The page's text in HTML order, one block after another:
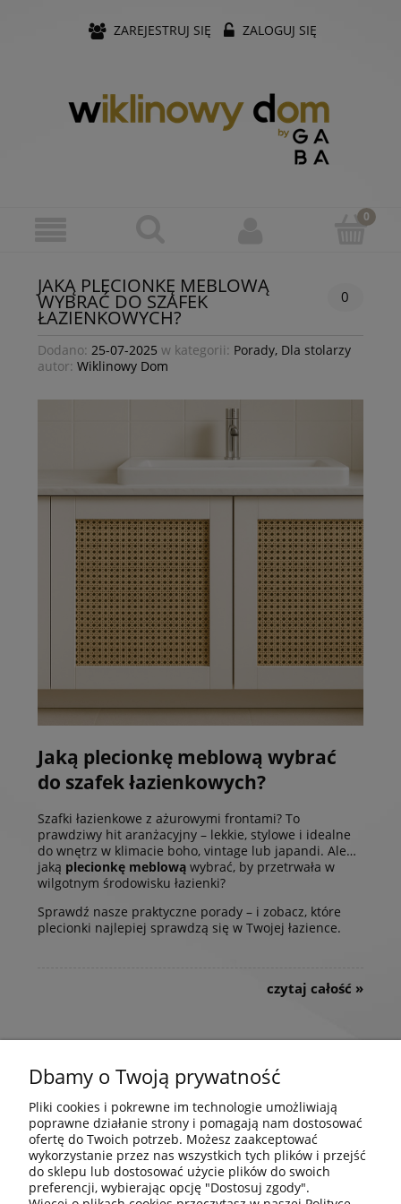
ZAREJESTRUJ SIĘ ZALOGUJ SIĘ
JAKĄ PLECIONKĘ MEBLOWĄ
WYBRAĆ DO SZAFEK
ŁAZIENKOWYCH?
0
Dodano: 25-07-2025 w kategorii: Porady, Dla stolarzy
autor: Wiklinowy Dom
Jaką plecionkę meblową wybrać
do szafek łazienkowych?
Szafki łazienkowe z ażurowymi frontami? To
prawdziwy hit aranżacyjny – lekkie, stylowe i idealne
do wnętrz w klimacie boho, vintage lub japandi. Ale…
jaką plecionkę meblową wybrać, by przetrwała w
wilgotnym środowisku łazienki?
Sprawdź nasze praktyczne porady – i zobacz, które
plecionki najlepiej sprawdzą się w Twojej łazience.
czytaj całość »
REGULAMIN
ZWROTY
REKLAMACJE
Dbamy o Twoją prywatność
Pliki cookies i pokrewne im technologie umożliwiają
poprawne działanie strony i pomagają nam dostosować
ofertę do Twoich potrzeb. Możesz zaakceptować
wykorzystanie przez nas wszystkich tych plików i przejść
do sklepu lub dostosować użycie plików do swoich
preferencji, wybierając opcję "Dostosuj zgody".